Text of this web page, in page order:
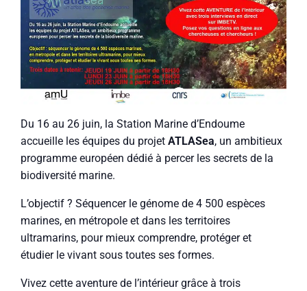
Du 16 au 26 juin, la Station Marine d’Endoume
accueille les équipes du projet ATLASea, un ambitieux
programme européen dédié à percer les secrets de la
biodiversité marine.
L’objectif ? Séquencer le génome de 4 500 espèces
marines, en métropole et dans les territoires
ultramarins, pour mieux comprendre, protéger et
étudier le vivant sous toutes ses formes.
Vivez cette aventure de l’intérieur grâce à trois